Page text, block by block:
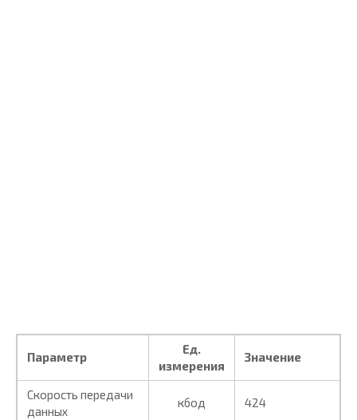
Параметр
Ед.
измерения
Значение
Скорость передачи
данных
кбод 424